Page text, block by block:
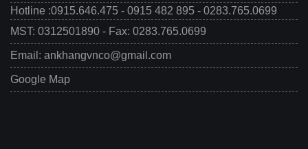
Hotline :0915.646.475 - 0915 482 895 - 0283.765.0699
MST: 0312501890 - Fax: 0283.765.0699
Email: ankhangvnco@gmail.com
Google Map